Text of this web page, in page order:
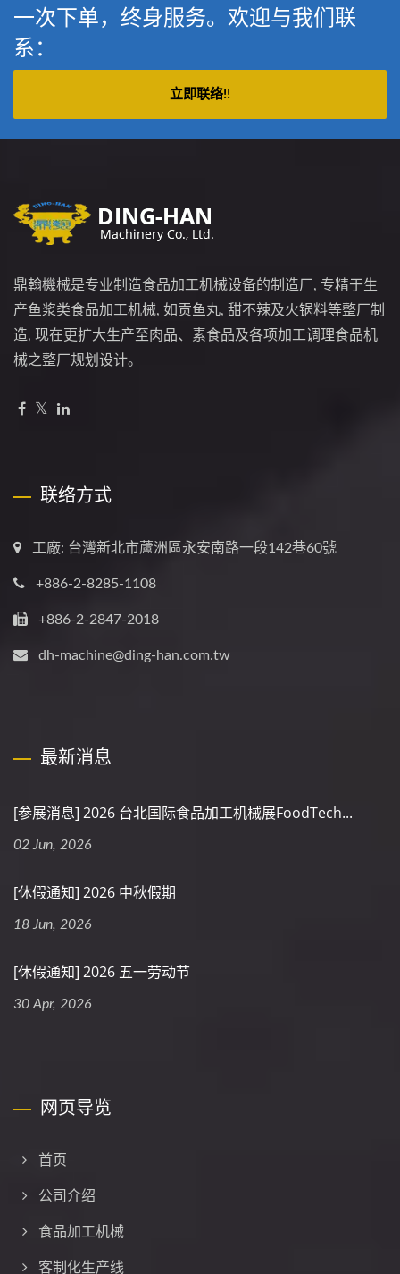
一次下单，终身服务。欢迎与我们联
系：
立即联络!!
鼎翰機械是专业制造食品加工机械设备的制造厂, 专精于生
产鱼浆类食品加工机械, 如贡鱼丸, 甜不辣及火锅料等整厂制
造, 现在更扩大生产至肉品、素食品及各项加工调理食品机
械之整厂规划设计。
联络方式
工廠: 台灣新北市蘆洲區永安南路一段142巷60號
+886-2-8285-1108
+886-2-2847-2018
dh-machine@ding-han.com.tw
最新消息
[参展消息] 2026 台北国际食品加工机械展FoodTech...
02 Jun, 2026
[休假通知] 2026 中秋假期
18 Jun, 2026
[休假通知] 2026 五一劳动节
30 Apr, 2026
网页导览
首页
公司介绍
食品加工机械
客制化生产线